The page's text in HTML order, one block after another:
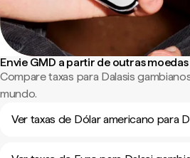
Envie GMD a partir de outras moedas
Compare taxas para Dalasis
mundo.
Ver taxas de Dólar americano para